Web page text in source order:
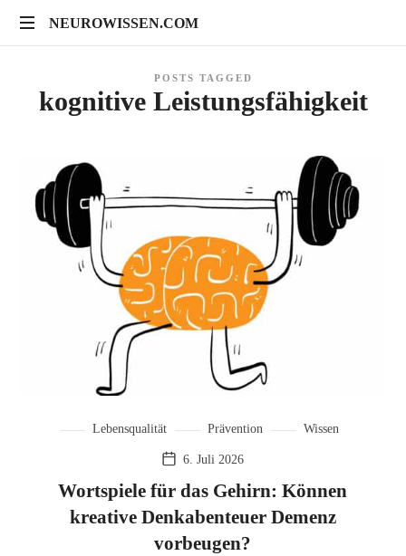
NEUROWISSEN.COM
NEUROWISSEN.COM
Gehirngesundheit,
neuropsychologische
Prävention
POSTS TAGGED
kognitive Leistungsfähigkeit
Lebensqualität Prävention Wissen
6. Juli 2026
Wortspiele für das Gehirn: Können
kreative Denkabenteuer Demenz
vorbeugen?